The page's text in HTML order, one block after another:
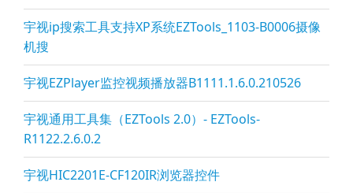
宇视ip搜索工具支持XP系统EZTools_1103-B0006摄像
机搜
宇视EZPlayer监控视频播放器B1111.1.6.0.210526
宇视通用工具集（EZTools 2.0）- EZTools-
R1122.2.6.0.2
宇视HIC2201E-CF120IR浏览器控件